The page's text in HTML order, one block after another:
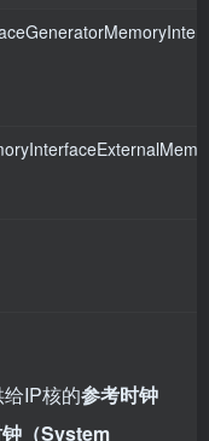
MemoryInter
ExternalMem
给IP核的参考时钟
（System